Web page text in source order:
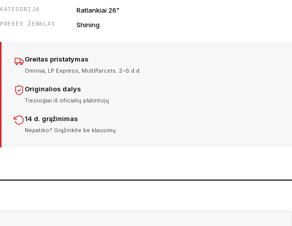
KATEGORIJA Ratlankiai 26"
PREKĖS ŽENKLAS Shining
Greitas pristatymas
Omniva, LP Express, MultiParcels. 2–6 d.d.
Originalios dalys
Tiesiogiai iš oficialių platintojų
14 d. grąžinimas
Nepatiko? Grąžinkite be klausimų